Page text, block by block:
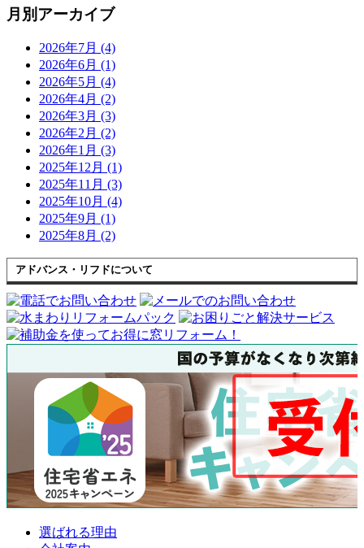
月別アーカイブ
2026年7月 (4)
2026年6月 (1)
2026年5月 (4)
2026年4月 (2)
2026年3月 (3)
2026年2月 (2)
2026年1月 (3)
2025年12月 (1)
2025年11月 (3)
2025年10月 (4)
2025年9月 (1)
2025年8月 (2)
アドバンス・リフドについて
選ばれる理由